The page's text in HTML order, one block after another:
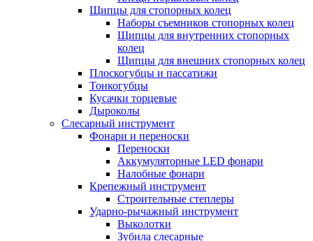
Щипцы для стопорных колец
Наборы съемников стопорных колец
Щипцы для внутренних стопорных
колец
Щипцы для внешних стопорных колец
Плоскогубцы и пассатижи
Тонкогубцы
Кусачки торцевые
Дыроколы
Слесарный инструмент
Фонари и переноски
Переноски
Аккумуляторные LED фонари
Налобные фонари
Крепежный инструмент
Строительные степлеры
Ударно-рычажный инструмент
Выколотки
Зубила слесарные